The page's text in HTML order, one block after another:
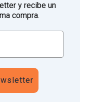
y recibe un
compra.